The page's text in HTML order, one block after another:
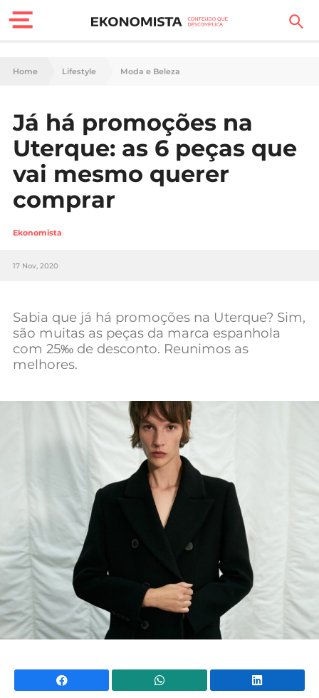
Finanças Pessoais
Carreira
Casa
Lifestyle
Sociedade
Tecnologia
Negócios
Mundial 2026
Home Lifestyle Moda e Beleza
Já há promoções na
Uterque: as 6 peças que
vai mesmo querer
comprar
Ekonomista
17 Nov, 2020
Sabia que já há promoções na Uterque? Sim,
são muitas as peças da marca espanhola
com 25‰ de desconto. Reunimos as
melhores.
Facebook WhatsApp